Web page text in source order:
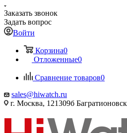
Заказать звонок
Задать вопрос
Войти
Корзина0
Отложенные0
Сравнение товаров0
sales@hiwatch.ru
г. Москва, 121309б